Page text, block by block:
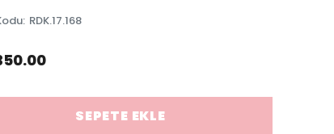
: RDK.17.168
SEPETE EKLE